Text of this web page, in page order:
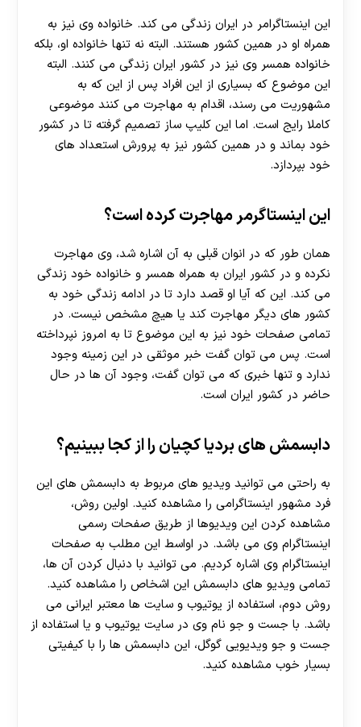
30 تا 50 درصد شارژ هدیه بیشتر فقط با ثبت نام در
هات بت
این اینستاگرامر در ایران زندگی می کند. خانواده وی نیز به
همراه او در همین کشور هستند. البته نه تنها خانواده او، بلکه
خانواده همسر وی نیز در کشور ایران زندگی می کنند. البته
این موضوع که بسیاری از این افراد پس از این که به
مشهوریت می رسند، اقدام به مهاجرت می کنند موضوعی
کاملا رایج است. اما این کلیپ ساز تصمیم گرفته تا در کشور
خود بماند و در همین کشور نیز به پرورش استعداد های
خود بپردازد.
این اینستاگرمر مهاجرت کرده است؟
همان طور که در انوان قبلی به آن اشاره شد، وی مهاجرت
نکرده و در کشور ایران به همراه همسر و خانواده خود زندگی
می کند. این که آیا او قصد دارد تا در ادامه زندگی خود به
کشور های دیگر مهاجرت کند یا هیچ مشخص نیست. در
تمامی صفحات خود نیز به این موضوع تا به امروز نپرداخته
است. پس می توان گفت خبر موثقی در این زمینه وجود
ندارد و تنها خبری که می توان گفت، وجود آن ها در حال
حاضر در کشور ایران است.
دابسمش های بردیا کچیان را از کجا ببینیم؟
به راحتی می توانید ویدیو های مربوط به دابسمش های این
فرد مشهور اینستاگرامی را مشاهده کنید. اولین روش،
مشاهده کردن این ویدیوها از طریق صفحات رسمی
اینستاگرام وی می باشد. در اواسط این مطلب به صفحات
اینستاگرام وی اشاره کردیم. می توانید با دنبال کردن آن ها،
تمامی ویدیو های دابسمش این اشخاص را مشاهده کنید.
روش دوم، استفاده از یوتیوب و سایت ها معتبر ایرانی می
باشد. با جست و جو نام وی در سایت یوتیوب و یا استفاده از
جست و جو ویدیویی گوگل، این دابسمش ها را با کیفیتی
بسیار خوب مشاهده کنید.